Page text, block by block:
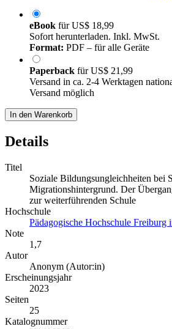
eBook fürUS$ 18,99
Sofort herunterladen. Inkl. MwSt.
Format: PDF – für alle Geräte
Paperback fürUS$ 21,99
Versand in ca. 2-4 Werktagen
Versand möglich
In den Warenkorb
Details
Titel
Soziale Bildungsungleichheiten bei
Migrationshintergrund. Der
zur weiterführenden Schule
Hochschule
Pädagogische Hochschule Freiburg
Note
1,7
Autor
Anonym (Autor:in)
Erscheinungsjahr
2023
Seiten
25
Katalognummer